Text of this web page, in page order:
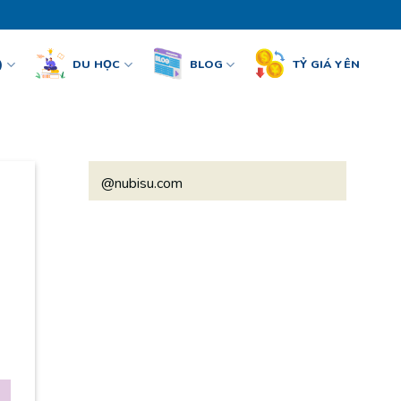
DU HỌC BLOG TỶ GIÁ YÊN
@nubisu.com